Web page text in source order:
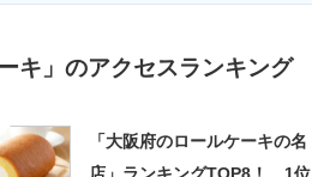
ーキ」のアクセスランキング
「大阪府のロールケーキの名